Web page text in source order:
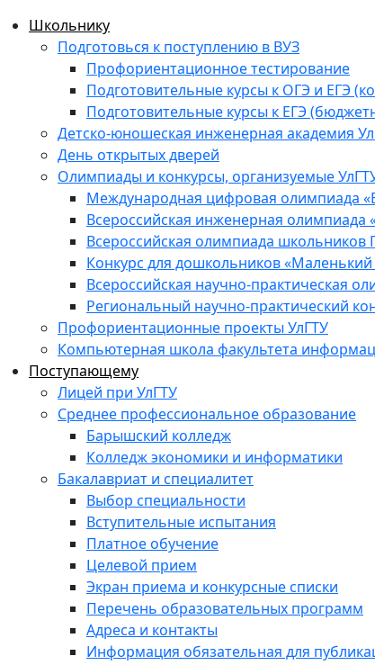
Школьнику
Подготовься к поступлению в ВУЗ
Профориентационное тестирование
Подготовительные курсы к ОГЭ и ЕГЭ
Подготовительные курсы к ЕГЭ
Детско-юношеская инженерная академия
День открытых дверей
Олимпиады и конкурсы, организуемые
Международная цифровая олимпиада
Всероссийская инженерная олимпиада
Всероссийская олимпиада школьников
Конкурс для дошкольников
Всероссийская научно-практическая
Региональный научно-практический
Профориентационные проекты УлГТУ
Компьютерная школа факультета
Поступающему
Лицей при УлГТУ
Среднее профессиональное образование
Барышский колледж
Колледж экономики и информатики
Бакалавриат и специалитет
Выбор специальности
Вступительные испытания
Платное обучение
Целевой прием
Экран приема и конкурсные списки
Перечень образовательных программ
Адреса и контакты
Информация обязательная для